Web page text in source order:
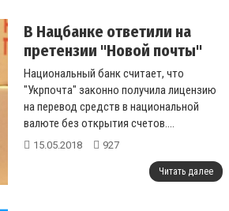
В Нацбанке ответили на
претензии "Новой почты"
Национальный банк считает, что
"Укрпочта" законно получила лицензию
на перевод средств в национальной
валюте без открытия счетов....
15.05.2018 927
Читать далее